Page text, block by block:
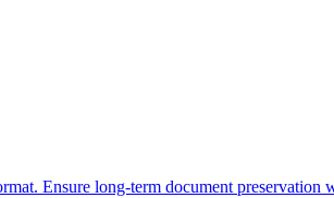
Ensure long-term document preservation